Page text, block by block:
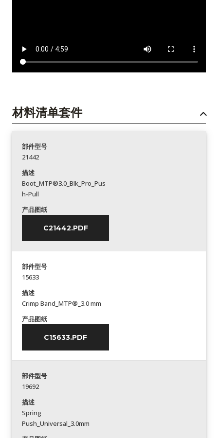
材料清单套件
部件型号
21442
描述
Boot_MTP®3.0_Blk_Pro_Pus
h-Pull
产品图纸
C21442.PDF
部件型号
15633
描述
Crimp Band_MTP®_3.0 mm
产品图纸
C15633.PDF
部件型号
19692
描述
Spring
Push_Universal_3.0mm